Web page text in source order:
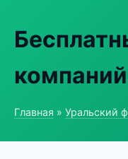
компаний
Главная » Уральский